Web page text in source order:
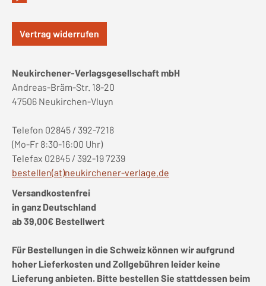
Vertrag widerrufen
Neukirchener-Verlagsgesellschaft mbH
Andreas-Bräm-Str. 18-20
47506 Neukirchen-Vluyn
Telefon 02845 / 392-7218
(Mo-Fr 8:30-16:00 Uhr)
Telefax 02845 / 392-19 7239
bestellen(at)neukirchener-verlage.de
Versandkostenfrei
in ganz Deutschland
ab 39,00€ Bestellwert
Für Bestellungen in die Schweiz können wir aufgrund
hoher Lieferkosten und Zollgebühren leider keine
Lieferung anbieten. Bitte bestellen Sie stattdessen beim